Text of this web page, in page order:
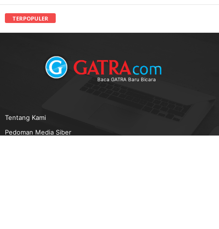
TERPOPULER
Baca GATRA Baru Bicara
Tentang Kami
Pedoman Media Siber